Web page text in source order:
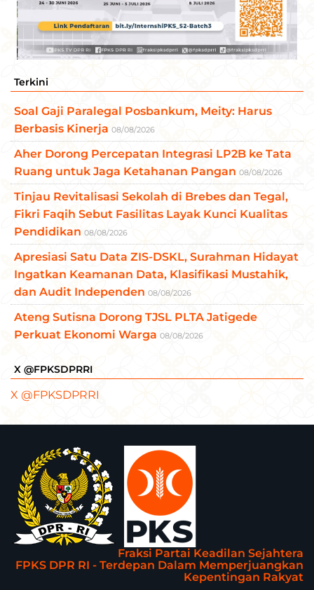
Terkini
Soal Gaji Paralegal Posbankum, Meity: Harus
Berbasis Kinerja 08/08/2026
Aher Dorong Percepatan Integrasi LP2B ke Tata
Ruang untuk Jaga Ketahanan Pangan 08/08/2026
Tinjau Revitalisasi Sekolah di Brebes dan Tegal,
Fikri Faqih Sebut Fasilitas Layak Kunci Kualitas
Pendidikan 08/08/2026
Apresiasi Satu Data ZIS-DSKL, Surahman Hidayat
Ingatkan Keamanan Data, Klasifikasi Mustahik,
dan Audit Independen 08/08/2026
Ateng Sutisna Dorong TJSL PLTA Jatigede
Perkuat Ekonomi Warga 08/08/2026
X @FPKSDPRRI
X @FPKSDPRRI
Fraksi Partai Keadilan Sejahtera
FPKS DPR RI - Terdepan Dalam Memperjuangkan
Kepentingan Rakyat